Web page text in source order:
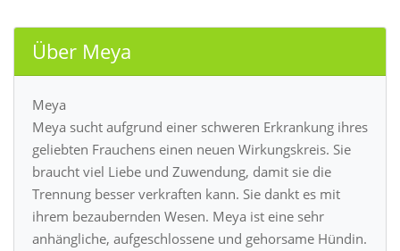
Über Meya
Meya
Meya sucht aufgrund einer schweren Erkrankung ihres
geliebten Frauchens einen neuen Wirkungskreis. Sie
braucht viel Liebe und Zuwendung, damit sie die
Trennung besser verkraften kann. Sie dankt es mit
ihrem bezaubernden Wesen. Meya ist eine sehr
anhängliche, aufgeschlossene und gehorsame Hündin.